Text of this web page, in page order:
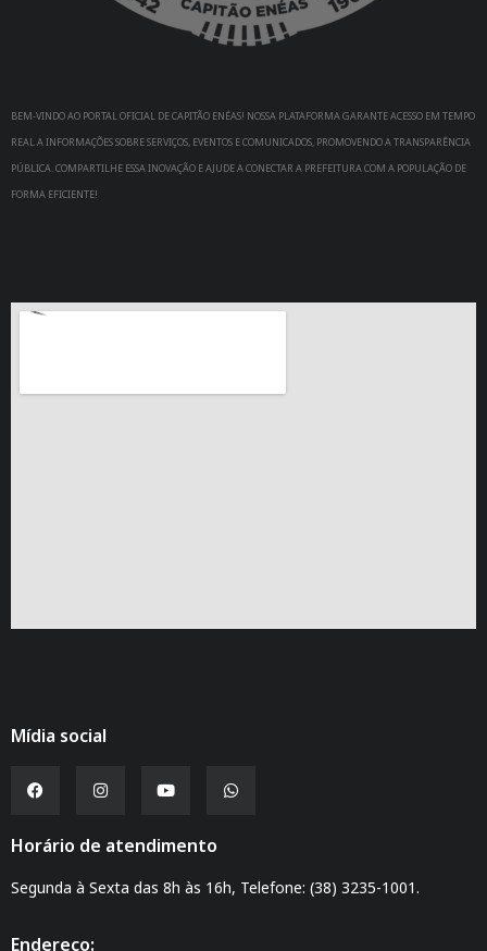
BEM-VINDO AO PORTAL OFICIAL DE CAPITÃO ENÉAS! NOSSA PLATAFORMA GARANTE ACESSO EM TEMPO
REAL A INFORMAÇÕES SOBRE SERVIÇOS, EVENTOS E COMUNICADOS, PROMOVENDO A TRANSPARÊNCIA
PÚBLICA. COMPARTILHE ESSA INOVAÇÃO E AJUDE A CONECTAR A PREFEITURA COM A POPULAÇÃO DE
FORMA EFICIENTE!
Mídia social
Horário de atendimento
Segunda à Sexta das 8h às 16h, Telefone: (38) 3235-1001.
Endereço: